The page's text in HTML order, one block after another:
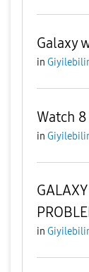
Galaxy
in
Watch
in
in